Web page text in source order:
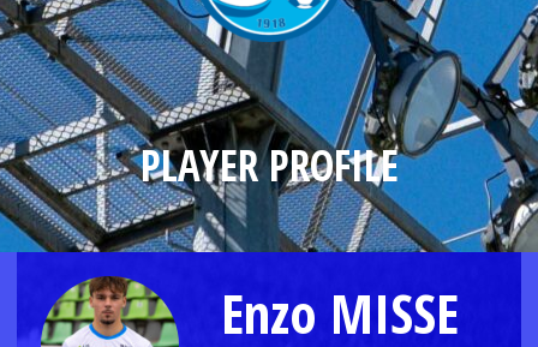
PLAYER PROFILE
Enzo MISSE